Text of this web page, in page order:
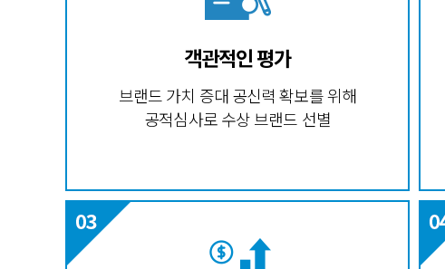
객관적인 평가
브랜드 가치 증대 공신력 확보를 위해
공적심사로 수상 브랜드 선별